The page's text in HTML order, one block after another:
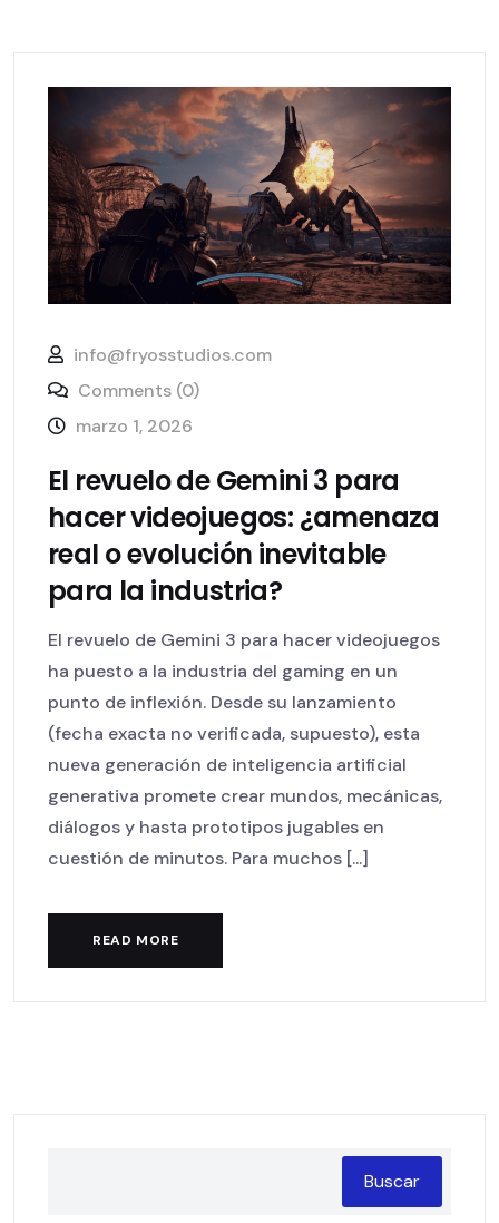
info@fryosstudios.com
Comments (0)
marzo 1, 2026
El revuelo de Gemini 3 para
hacer videojuegos: ¿amenaza
real o evolución inevitable
para la industria?
El revuelo de Gemini 3 para hacer videojuegos
ha puesto a la industria del gaming en un
punto de inflexión. Desde su lanzamiento
(fecha exacta no verificada, supuesto), esta
nueva generación de inteligencia artificial
generativa promete crear mundos, mecánicas,
diálogos y hasta prototipos jugables en
cuestión de minutos. Para muchos [...]
READ MORE
Buscar